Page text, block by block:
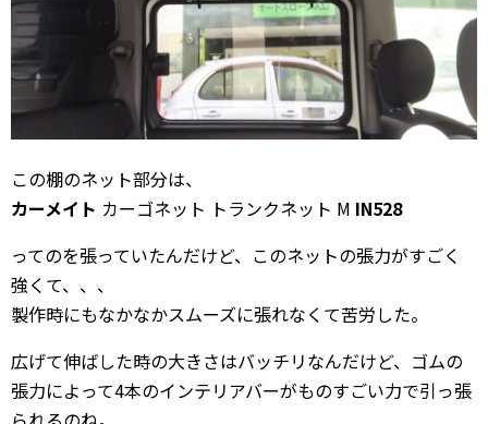
この棚のネット部分は、
カーメイト カーゴネット トランクネット M IN528
ってのを張っていたんだけど、このネットの張力がすごく
強くて、、、
製作時にもなかなかスムーズに張れなくて苦労した。
広げて伸ばした時の大きさはバッチリなんだけど、ゴムの
張力によって4本のインテリアバーがものすごい力で引っ張